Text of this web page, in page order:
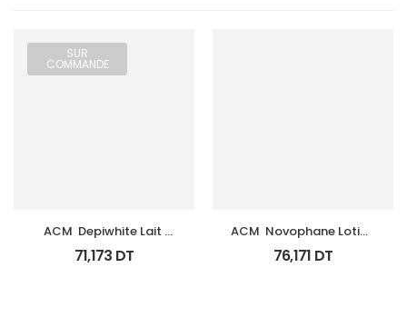
SUR
COMMANDE
ACM  Depiwhite Lait
Corporel Eclaircissant
200Ml
71,173 DT
ACM  Novophane Lotion
100Ml
76,171 DT